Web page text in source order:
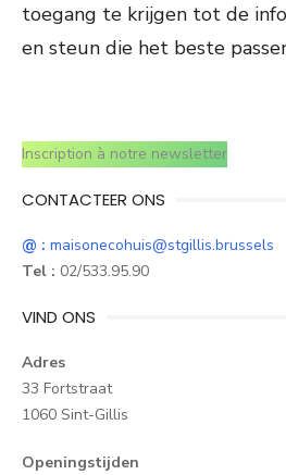
toegang te krijgen tot de
en steun die het beste
Inscription à notre newsletter
CONTACTEER ONS
@ : maisonecohuis@stgillis.brussels
Tel : 02/533.95.90
VIND ONS
Adres
33 Fortstraat
1060 Sint-Gillis
Openingstijden